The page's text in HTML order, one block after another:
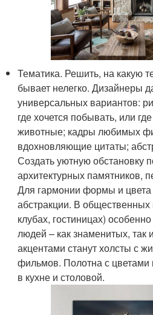
Тематика. Решить, на какую
бывает нелегко. Дизайнеры
универсальных вариантов:
где хочется побывать, или
животные; кадры любимых
вдохновляющие цитаты;
Создать уютную обстановку
архитектурных памятников,
Для гармонии формы и
абстракции. В общественных
клубах, гостиницах)
людей – как знаменитых, так
акцентами станут холсты с
фильмов. Полотна с
в кухне и столовой.